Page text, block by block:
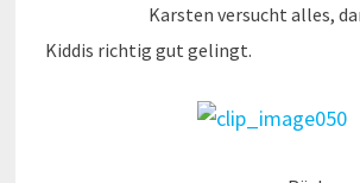
Karsten versucht alles,
Kiddis richtig gut gelingt.